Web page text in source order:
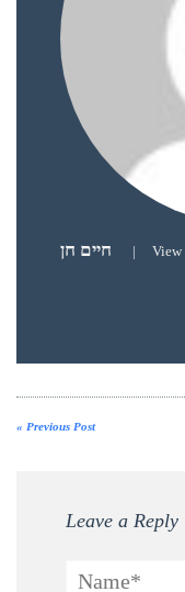
|
« Previous Post
Leave a Reply
Name*